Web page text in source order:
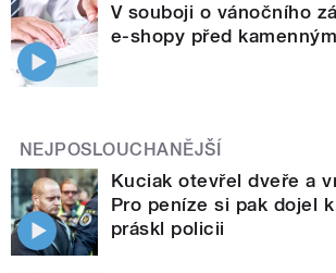
V souboji o vánočního
e-shopy před
NEJPOSLOUCHANĚJŠÍ
Kuciak otevřel dveře a
Pro peníze si pak dojel
práskl policii